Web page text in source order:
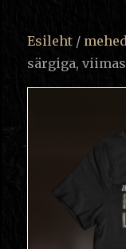
Esileht /
särgiga,